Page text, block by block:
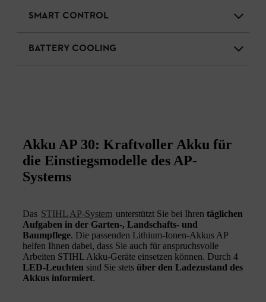
SMART CONTROL
BATTERY COOLING
Akku AP 30: Kraftvoller Akku für
die Einstiegsmodelle des AP-
Systems
Das STIHL AP-System unterstützt Sie bei Ihren täglichen
Aufgaben in der Garten-, Landschafts- und
Baumpflege. Die passenden Lithium-Ionen-Akkus AP
helfen Ihnen dabei, dass Sie auch für anspruchsvolle
Arbeiten STIHL Akku-Geräte einsetzen können. Durch 4
LED-Leuchten sind Sie stets über den Ladezustand des
Akkus informiert.